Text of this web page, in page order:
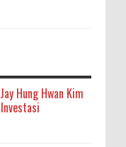
Hung Hwan Kim